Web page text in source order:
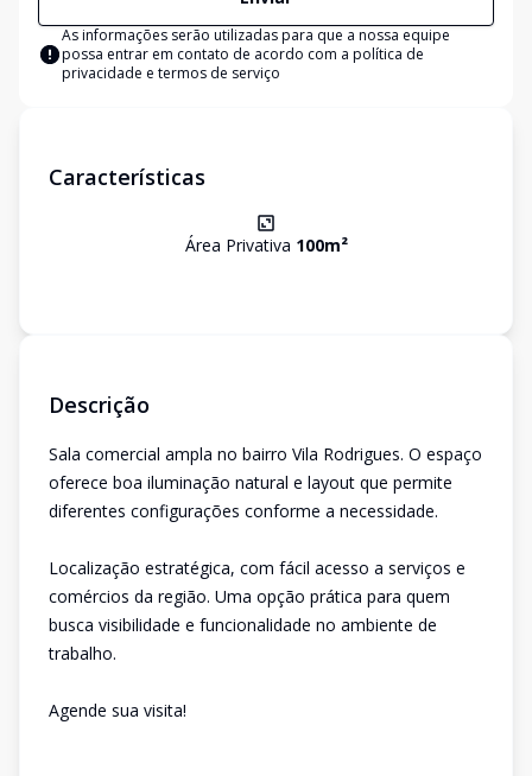
As informações serão utilizadas para que a nossa equipe
possa entrar em contato de acordo com a política de
privacidade e termos de serviço
Características
Área Privativa 100m²
Descrição
Sala comercial ampla no bairro Vila Rodrigues. O espaço
oferece boa iluminação natural e layout que permite
diferentes configurações conforme a necessidade.
Localização estratégica, com fácil acesso a serviços e
comércios da região. Uma opção prática para quem
busca visibilidade e funcionalidade no ambiente de
trabalho.
Agende sua visita!